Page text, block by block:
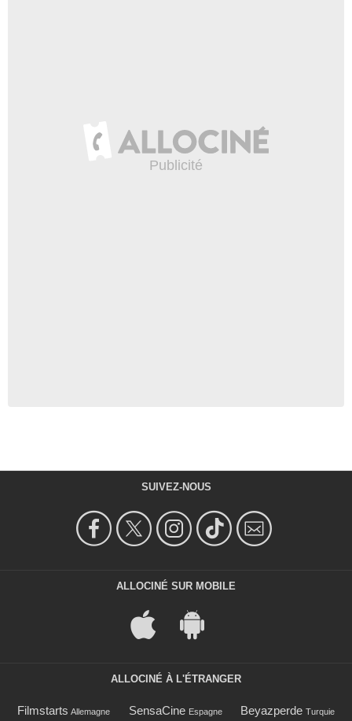
SUIVEZ-NOUS
ALLOCINÉ SUR MOBILE
ALLOCINÉ À L'ÉTRANGER
Filmstarts Allemagne SensaCine Espagne Beyazperde Turquie